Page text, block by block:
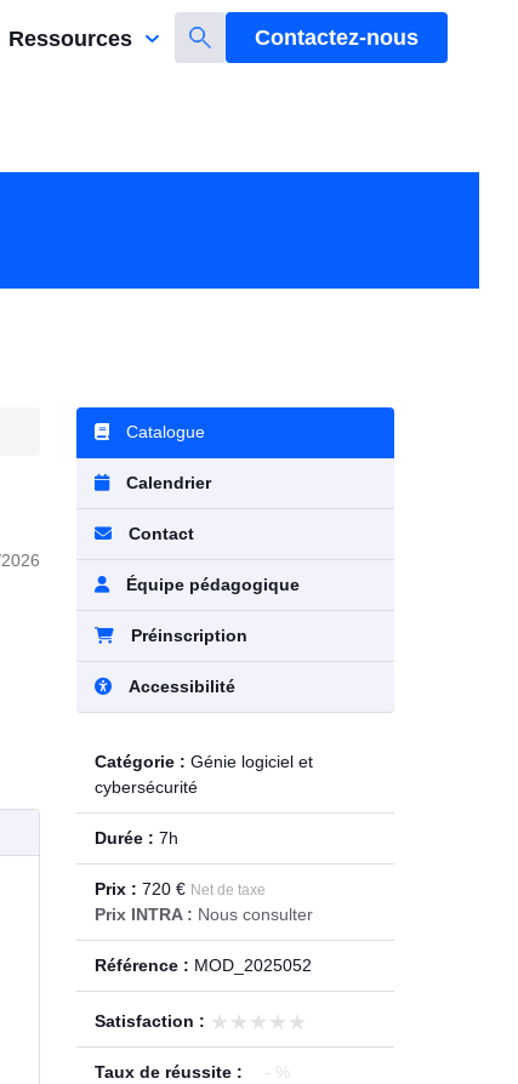
Ressources Contactez-nous
Catalogue
Calendrier
Contact
Équipe pédagogique
Préinscription
Accessibilité
Catégorie : Génie logiciel et
cybersécurité
Durée : 7h
Prix : 720 € Net de taxe
Prix INTRA : Nous consulter
Référence : MOD_2025052
Satisfaction : ★★★★★
★★★★★
Taux de réussite : - %